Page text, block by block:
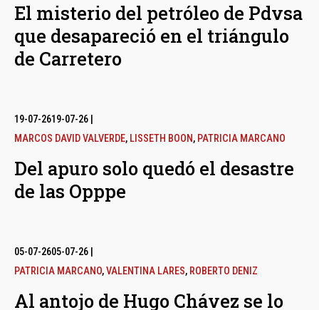
El misterio del petróleo de Pdvsa
que desapareció en el triángulo
de Carretero
19-07-2619-07-26
MARCOS DAVID VALVERDE, LISSETH BOON, PATRICIA MARCANO
Del apuro solo quedó el desastre
de las Opppe
05-07-2605-07-26
PATRICIA MARCANO,VALENTINA LARES, ROBERTO DENIZ
Al antojo de Hugo Chávez se lo